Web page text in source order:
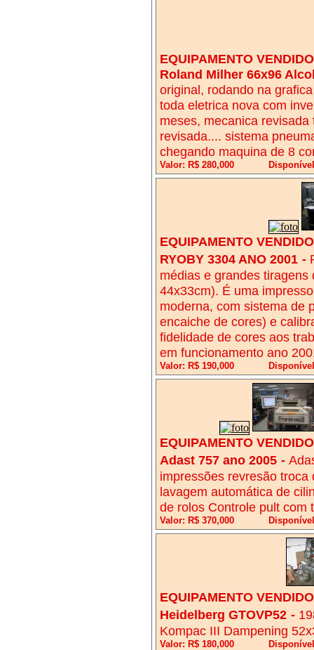
EQUIPAMENTO
Roland Milher 66x96
original, rodando na
toda eletrica nova com
meses, mecanica
revisada.... sistema
chegando maquina de 8
Valor: R$ 280,000
EQUIPAMENTO
RYOBY 3304 ANO 2001 -
médias e grandes
44x33cm). É uma
moderna, com sistema de
encaiche de cores) e
fidelidade de cores aos
em funcionamento ano
Valor: R$ 190,000
EQUIPAMENTO
Adast 757 ano 2005 -
impressões revresão
lavagem automática de
de rolos Controle pult com
Valor: R$ 370,000
EQUIPAMENTO
Heidelberg GTOVP52 -
Kompac III Dampening
Valor: R$ 180,000